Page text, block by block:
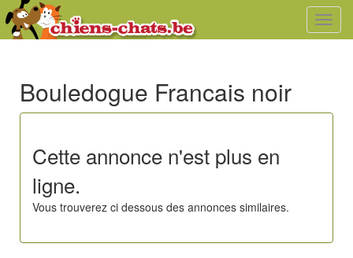
Bouledogue Francais noir
Cette annonce n'est plus en
ligne.
Vous trouverez ci dessous des annonces similaires.